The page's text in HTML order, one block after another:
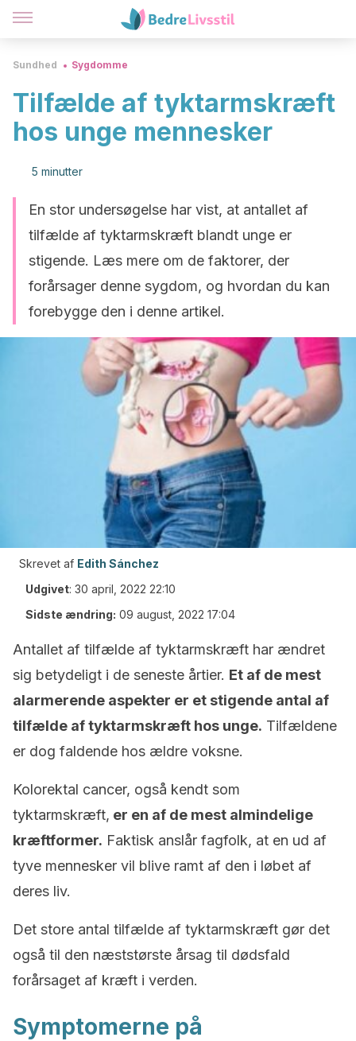
Sundhed Sygdomme
Tilfælde af tyktarmskræft
hos unge mennesker
5 minutter
En stor undersøgelse har vist, at antallet af
tilfælde af tyktarmskræft blandt unge er
stigende. Læs mere om de faktorer, der
forårsager denne sygdom, og hvordan du kan
forebygge den i denne artikel.
Skrevet af Edith Sánchez
Udgivet: 30 april, 2022 22:10
Sidste ændring: 09 august, 2022 17:04
Antallet af tilfælde af tyktarmskræft har ændret
sig betydeligt i de seneste årtier. Et af de mest
alarmerende aspekter er et stigende antal af
tilfælde af tyktarmskræft hos unge. Tilfældene
er dog faldende hos ældre voksne.
Kolorektal cancer, også kendt som
tyktarmskræft, er en af de mest almindelige
kræftformer. Faktisk anslår fagfolk, at en ud af
tyve mennesker vil blive ramt af den i løbet af
deres liv.
Det store antal tilfælde af tyktarmskræft gør det
også til den næststørste årsag til dødsfald
forårsaget af kræft i verden.
Symptomerne på